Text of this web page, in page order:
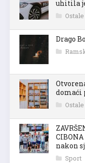
uhitila
Drago
domaći
nakon
Sport